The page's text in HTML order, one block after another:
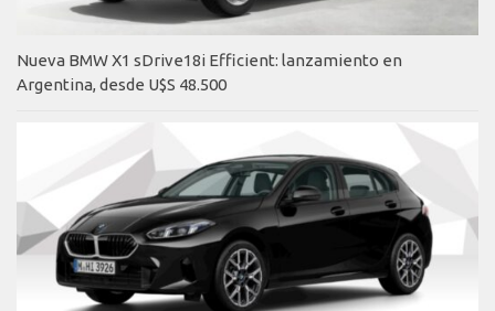
Nueva BMW X1 sDrive18i Efficient: lanzamiento en
Argentina, desde U$S 48.500